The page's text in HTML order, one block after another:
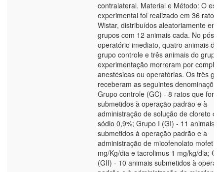
contralateral. Material e Método: O
experimental foi realizado em 36 ratos
Wistar, distribuídos aleatoriamente em
grupos com 12 animais cada. No pós-
operatório imediato, quatro animais do
grupo controle e três animais do grupo
experimentação morreram por
anestésicas ou operatórias. Os três
receberam as seguintes
Grupo controle (GC) - 8 ratos que
submetidos à operação padrão e à
administração de solução de cloreto de
sódio 0,9%; Grupo I (GI) - 11 animais
submetidos à operação padrão e à
administração de micofenolato mofetil
mg/Kg/dia e tacrolimus 1 mg/kg/dia;
(GII) - 10 animais submetidos à